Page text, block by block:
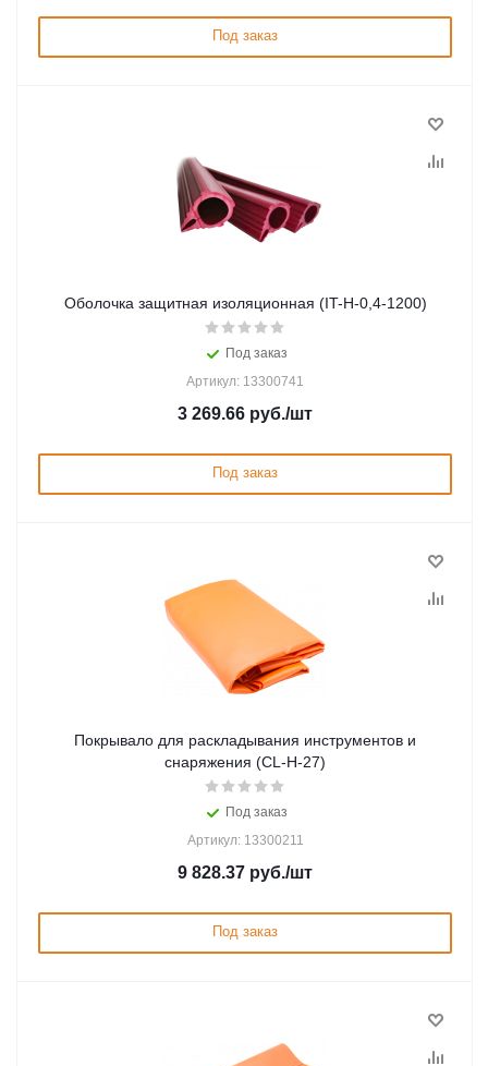
Под заказ
Оболочка защитная изоляционная (IT-Н-0,4-1200)
Под заказ
Артикул: 13300741
3 269.66 руб./шт
Под заказ
Покрывало для раскладывания инструментов и
снаряжения (CL-Н-27)
Под заказ
Артикул: 13300211
9 828.37 руб./шт
Под заказ